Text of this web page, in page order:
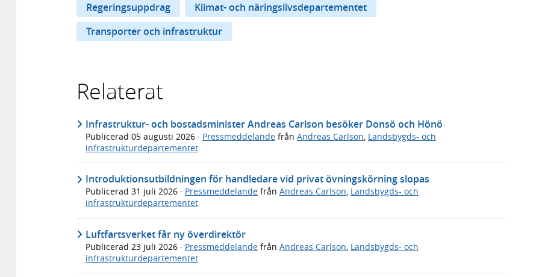
Regeringsuppdrag
Klimat- och näringslivsdepartementet
Transporter och infrastruktur
Relaterat
Infrastruktur- och bostadsminister Andreas Carlson besöker Donsö och Hönö
Publicerad 05 augusti 2026 · Pressmeddelande från Andreas Carlson Landsbygds- och
infrastrukturdepartementet
Introduktionsutbildningen för handledare vid privat övningskörning slopas
Publicerad 31 juli 2026 · Pressmeddelande från Andreas Carlson, Landsbygds- och
infrastrukturdepartementet
Luftfartsverket får ny överdirektör
Publicerad 23 juli 2026 · Pressmeddelande från Andreas Carlson, Landsbygds- och
infrastrukturdepartementet